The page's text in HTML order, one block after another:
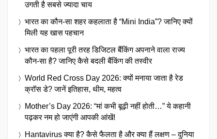
उगती है सबसे ज्यादा चाय
भारत का कौन-सा शहर कहलाता है “Mini India”? जानिए क्यों
मिली यह खास पहचान
भारत का पहला पूरी तरह डिजिटल बैंकिंग अपनाने वाला राज्य
कौन-सा है? जानिए कैसे बदली बैंकिंग की तस्वीर
World Red Cross Day 2026: क्यों मनाया जाता है रेड
क्रॉस डे? जानें इतिहास, थीम, महत्व
Mother’s Day 2026: “मां कभी बूढ़ी नहीं होती…” ये कहानी
पढ़कर नम हो जाएंगी आपकी आंखें!
Hantavirus क्या है? कैसे फैलता है और क्या हैं लक्षण – दुनिया